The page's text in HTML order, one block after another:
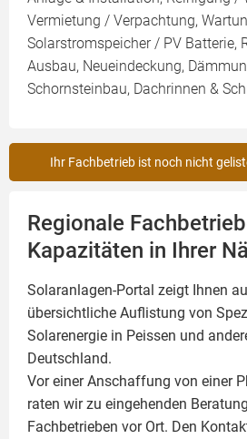
Vermietung / Verpachtung,
Solarstromspeicher / PV Batterie,
Ausbau, Neueindeckung,
Schornsteinbau, Dachrinnen &
Ihr Fachbetrieb ist noch nicht
Regionale
Kapazitäten in Ihrer
Solaranlagen-Portal zeigt Ihnen
übersichtliche Auflistung von
Solarenergie in Peissen und
Deutschland.
Vor einer Anschaffung von einer
raten wir zu eingehenden
Fachbetrieben vor Ort. Den